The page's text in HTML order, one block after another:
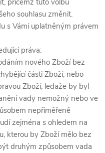
přičemž tuto volbu
souhlasu změnit.
s Vámi uplatněným právem
práva:
nového Zboží bez
části Zboží; nebo
Zboží, ledaže by byl
vady nemožný nebo ve
nepřiměřeně
zejména s ohledem na
kterou by Zboží mělo bez
druhým způsobem vada